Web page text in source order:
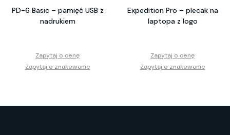
PD-6 Basic – pamięć USB z
nadrukiem
Zapytaj o cenę
Zapytaj o znakowanie
Expedition Pro – plecak na
laptopa z logo
Zapytaj o cenę
Zapytaj o znakowanie